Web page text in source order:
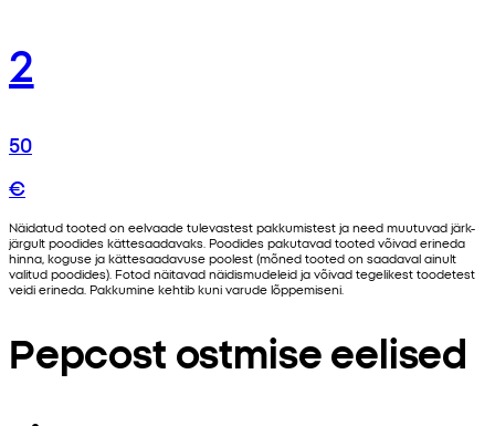
2
50
€
Näidatud tooted on eelvaade tulevastest pakkumistest ja need muutuvad järk-
järgult poodides kättesaadavaks. Poodides pakutavad tooted võivad erineda
hinna, koguse ja kättesaadavuse poolest (mõned tooted on saadaval ainult
valitud poodides). Fotod näitavad näidismudeleid ja võivad tegelikest toodetest
veidi erineda. Pakkumine kehtib kuni varude lõppemiseni.
Pepcost ostmise eelised